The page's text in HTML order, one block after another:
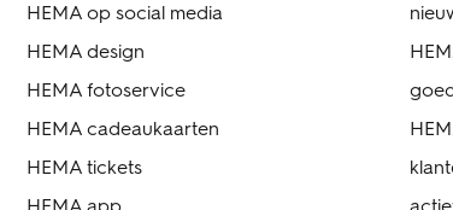
HEMA op social media
HEMA design
HEMA fotoservice
HEMA cadeaukaarten
HEMA tickets